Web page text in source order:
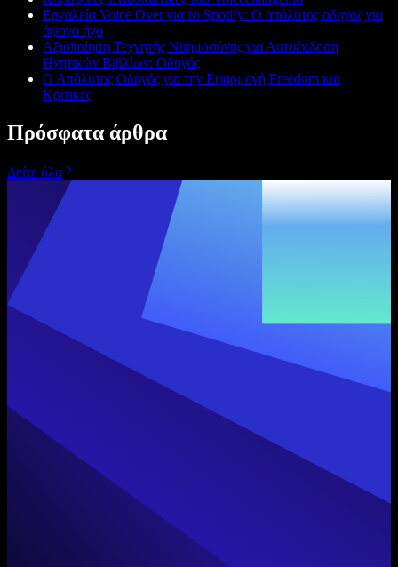
Εργαλεία Voice Over για το Spotify: Ο απόλυτος οδηγός για
άψογο ήχο
Αξιοποίηση Τεχνητής Νοημοσύνης για Αυτοέκδοση
Ηχητικών Βιβλίων: Οδηγός
Ο Απόλυτος Οδηγός για την Εφαρμογή Freedom και
Κριτικές
Πρόσφατα άρθρα
Δείτε όλα